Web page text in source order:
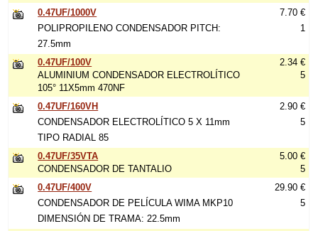
0.47UF/1000V
POLIPROPILENO CONDENSADOR PITCH:
27.5mm
7.70 €
1
0.47UF/100V
ALUMINIUM CONDENSADOR ELECTROLÍTICO
105° 11X5mm 470NF
2.34 €
5
0.47UF/160VH
CONDENSADOR ELECTROLÍTICO 5 X 11mm
TIPO RADIAL 85
2.90 €
5
0.47UF/35VTA
CONDENSADOR DE TANTALIO
5.00 €
5
0.47UF/400V
CONDENSADOR DE PELÍCULA WIMA MKP10
DIMENSIÓN DE TRAMA: 22.5mm
29.90 €
5